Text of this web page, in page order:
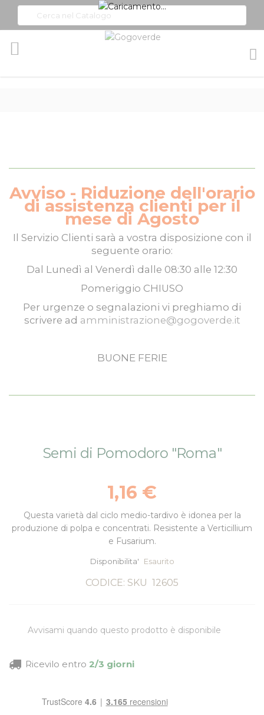
Avviso - Riduzione dell'orario
di assistenza clienti per il
mese di Agosto
Il Servizio Clienti sarà a vostra disposizione con il
seguente orario:
Dal Lunedì al Venerdì dalle 08:30 alle 12:30
Pomeriggio CHIUSO
Per urgenze o segnalazioni vi preghiamo di
scrivere ad amministrazione@gogoverde.it
BUONE FERIE
immagini
Semi di Pomodoro "Roma"
1,16 €
Questa varietà dal ciclo medio-tardivo è idonea per la
produzione di polpa e concentrati. Resistente a Verticillium
e Fusarium.
Disponibilita' Esaurito
CODICE: SKU 12605
Avvisami quando questo prodotto è disponibile
Ricevilo entro 2/3 giorni